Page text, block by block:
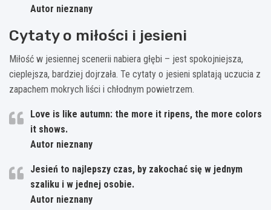
Autor nieznany
Cytaty o miłości i jesieni
Miłość w jesiennej scenerii nabiera głębi – jest spokojniejsza,
cieplejsza, bardziej dojrzała. Te cytaty o jesieni splatają uczucia z
zapachem mokrych liści i chłodnym powietrzem.
Love is like autumn: the more it ripens, the more colors
it shows.
Autor nieznany
Jesień to najlepszy czas, by zakochać się w jednym
szaliku i w jednej osobie.
Autor nieznany